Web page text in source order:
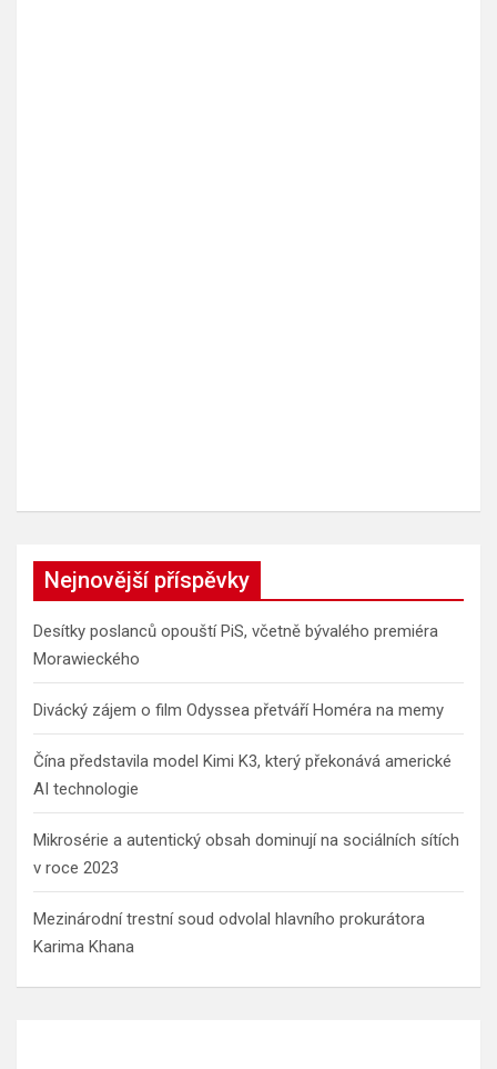
Nejnovější příspěvky
Desítky poslanců opouští PiS, včetně bývalého premiéra
Morawieckého
Divácký zájem o film Odyssea přetváří Homéra na memy
Čína představila model Kimi K3, který překonává americké
AI technologie
Mikrosérie a autentický obsah dominují na sociálních sítích
v roce 2023
Mezinárodní trestní soud odvolal hlavního prokurátora
Karima Khana